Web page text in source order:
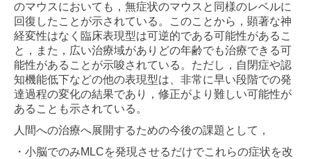
のマウスにおいても，無症状のマウスと同様のレベルに
回復したことが示されている。このことから，顕著な神
経変性はなく臨床表現型は可逆的である可能性があるこ
と，また，広い治療域がありどの年齢でも治療できる可
能性があることが示唆されている。ただし，自閉症や認
知機能低下などの他の表現型は、非常に早い段階での発
達過程の変化の結果であり，修正がより難しい可能性が
あることも示されている。
人間への治療へ展開するための今後の課題として，
・小脳でのみMLCを発現させるだけでこれらの症状を改